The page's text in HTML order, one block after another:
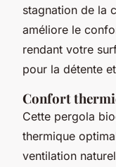
stagnation de la
améliore le
rendant votre
pour la détente
Confort
Cette pergola
thermique
ventilation